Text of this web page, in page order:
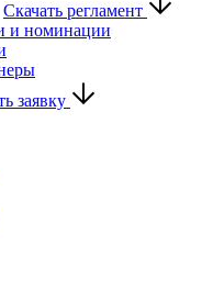
Скачать регламент
и номинации
заявку